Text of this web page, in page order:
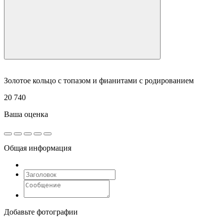
Золотое кольцо с топазом и фианитами с родированием
20 740
Ваша оценка
Общая информация
Добавьте фотографии